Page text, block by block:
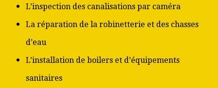
L’inspection des canalisations par caméra
La réparation de la robinetterie et des chasses
d’eau
L’installation de boilers et d’équipements
sanitaires